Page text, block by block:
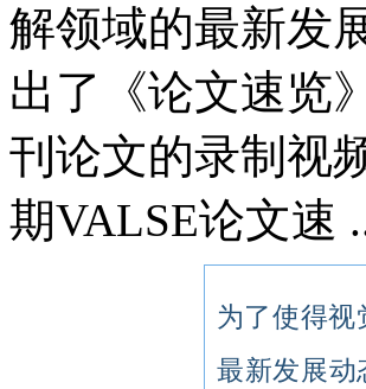
解领域的最新发
出了《论文速览
刊论文的录制视
期VALSE论文速
为了使得
最新发展动